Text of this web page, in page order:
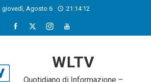
giovedì, Agosto 6 21:14:13
WLTV
Quotidiano di Informazione –